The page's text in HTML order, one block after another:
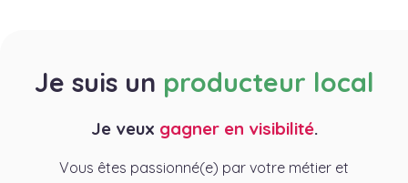
Je suis un producteur local
Je veux gagner en visibilité.
Vous êtes passionné(e) par votre métier et